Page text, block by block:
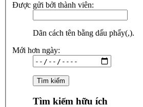
Được gửi bởi thành viên:
Dãn cách tên bằng dấu phẩy(,).
Mới hơn ngày:
Tìm kiếm hữu ích